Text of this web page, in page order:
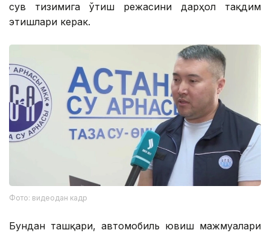
сув тизимига ўтиш режасини дарҳол тақдим
этишлари керак.
Фото: видеодан кадр
Бундан ташқари, автомобиль ювиш мажмуалари